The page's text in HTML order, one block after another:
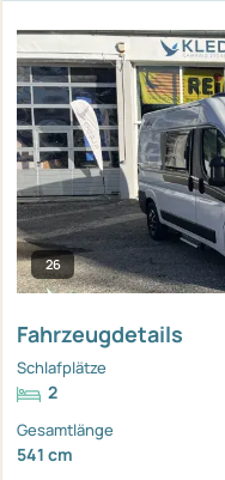
26
Fahrzeugdetails
Schlafplätze
2
Gesamtlänge
541 cm